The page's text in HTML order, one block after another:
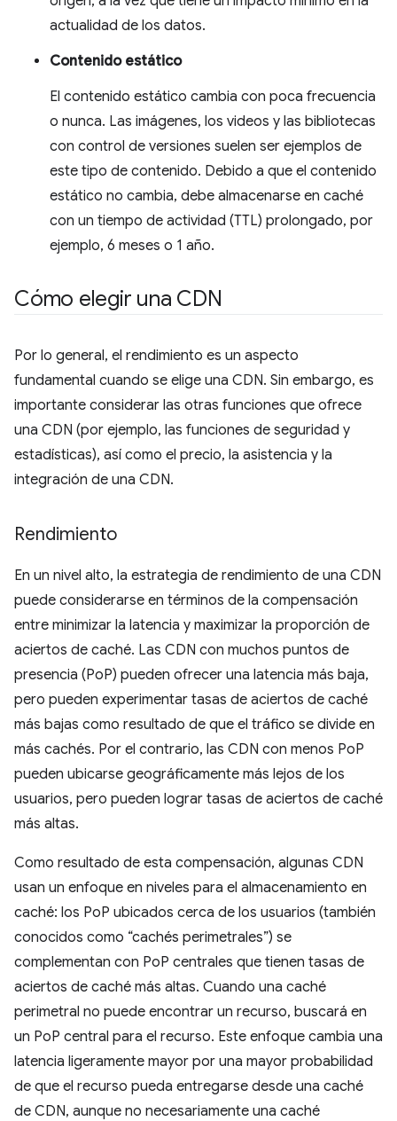
actualidad de los datos.
Contenido estático
El contenido estático cambia con poca frecuencia
o nunca. Las imágenes, los videos y las bibliotecas
con control de versiones suelen ser ejemplos de
este tipo de contenido. Debido a que el contenido
estático no cambia, debe almacenarse en caché
con un tiempo de actividad (TTL) prolongado, por
ejemplo, 6 meses o 1 año.
Cómo elegir una CDN
Por lo general, el rendimiento es un aspecto
fundamental cuando se elige una CDN. Sin embargo, es
importante considerar las otras funciones que ofrece
una CDN (por ejemplo, las funciones de seguridad y
estadísticas), así como el precio, la asistencia y la
integración de una CDN.
Rendimiento
En un nivel alto, la estrategia de rendimiento de una CDN
puede considerarse en términos de la compensación
entre minimizar la latencia y maximizar la proporción de
aciertos de caché. Las CDN con muchos puntos de
presencia (PoP) pueden ofrecer una latencia más baja,
pero pueden experimentar tasas de aciertos de caché
más bajas como resultado de que el tráfico se divide en
más cachés. Por el contrario, las CDN con menos PoP
pueden ubicarse geográficamente más lejos de los
usuarios, pero pueden lograr tasas de aciertos de caché
más altas.
Como resultado de esta compensación, algunas CDN
usan un enfoque en niveles para el almacenamiento en
caché: los PoP ubicados cerca de los usuarios (también
conocidos como “cachés perimetrales”) se
complementan con PoP centrales que tienen tasas de
aciertos de caché más altas. Cuando una caché
perimetral no puede encontrar un recurso, buscará en
un PoP central para el recurso. Este enfoque cambia una
latencia ligeramente mayor por una mayor probabilidad
de que el recurso pueda entregarse desde una caché
de CDN, aunque no necesariamente una caché